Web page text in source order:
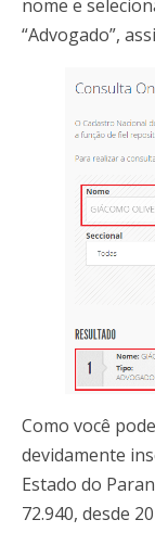
nome e
“Advogado”,
Como você
devidamente
Estado do
72.940, desde